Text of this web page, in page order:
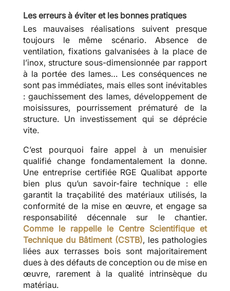
Les erreurs à éviter et les bonnes pratiques
Les mauvaises réalisations suivent presque
toujours le même scénario. Absence de
ventilation, fixations galvanisées à la place de
l’inox, structure sous-dimensionnée par rapport
à la portée des lames… Les conséquences ne
sont pas immédiates, mais elles sont inévitables
: gauchissement des lames, développement de
moisissures, pourrissement prématuré de la
structure. Un investissement qui se déprécie
vite.
C’est pourquoi faire appel à un menuisier
qualifié change fondamentalement la donne.
Une entreprise certifiée RGE Qualibat apporte
bien plus qu’un savoir-faire technique : elle
garantit la traçabilité des matériaux utilisés, la
conformité de la mise en œuvre, et engage sa
responsabilité décennale sur le chantier.
Comme le rappelle le Centre Scientifique et
Technique du Bâtiment (CSTB), les pathologies
liées aux terrasses bois sont majoritairement
dues à des défauts de conception ou de mise en
œuvre, rarement à la qualité intrinsèque du
matériau.